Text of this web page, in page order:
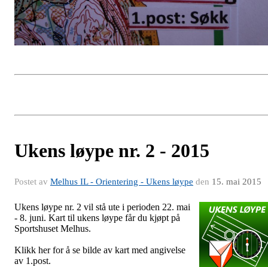
Ukens løype nr. 2 - 2015
Postet av Melhus IL - Orientering - Ukens løype den 15. mai 2015
Ukens løype nr. 2 vil stå ute i perioden 22. mai
- 8. juni. Kart til ukens løype får du kjøpt på
Sportshuset Melhus.
Klikk her for å se bilde av kart med angivelse
av 1.post.